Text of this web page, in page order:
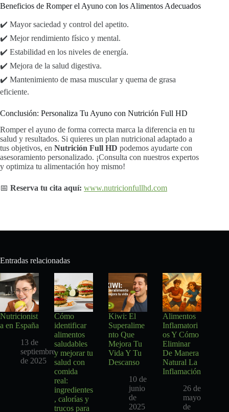
Beneficios de Romper el Ayuno con los Alimentos Adecuados
✔️ Mayor saciedad y control del apetito.
✔️ Mejor rendimiento físico y mental.
✔️ Estabilidad en los niveles de energía.
✔️ Mejora de la salud digestiva.
✔️ Mantenimiento de masa muscular y quema de grasa
eficiente.
Conclusión: Personaliza Tu Ayuno con Nutrición Full HD
Romper el ayuno de forma correcta marca la diferencia en tu
salud y resultados. Si quieres un plan nutricional adaptado a
tus objetivos, en Nutrición Full HD podemos ayudarte con
asesoramiento personalizado. ¡Consulta con nuestros expertos
y optimiza tu alimentación hoy mismo!
📅 Reserva tu cita aquí: www.nutricionfullhd.com
Entradas relacionadas
Nutricionist
a en España
13 de
septiembre
de 2025
Cómo
identificar
alimentos
saludables
y mejorar tu
salud con
comida
real:
ingredientes
, calorías y
trucos para
Kiwi: El
Superalime
nto Que
Mejora Tu
Vida Y Tu
Descanso
10 de
junio
de
2025
Alimentos
Inflamatori
os Y Cómo
Eliminar
De Manera
Natural La
Inflamación
26 de
mayo
de